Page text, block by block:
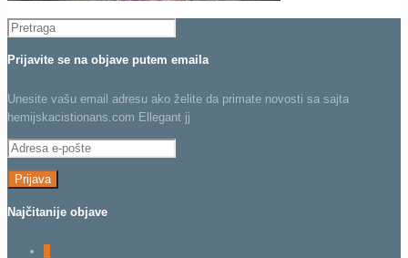
Prijavite se na objave putem emaila
Unesite vašu email adresu ako želite da primate novosti sa sajta
hemijskacistionans.com Ellegant jj
Adresa
pošte
Najčitanije objave